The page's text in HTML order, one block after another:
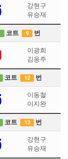
강현구
유승재
코트 9 번
이광희
김응주
코트 12 번
이동철
이지완
코트 12 번
강현구
유승재